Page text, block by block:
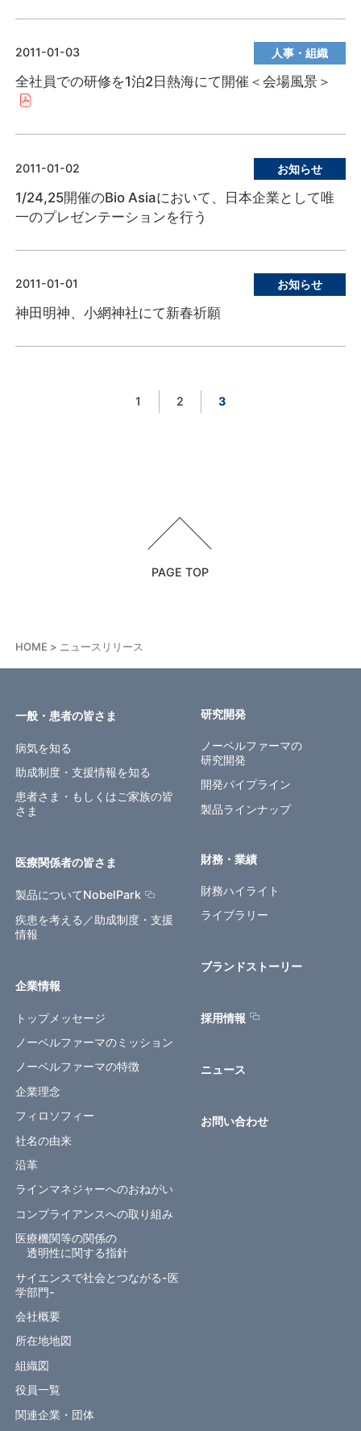
2011-01-03 人事・組織
全社員での研修を1泊2日熱海にて開催＜会場風景＞
2011-01-02 お知らせ
1/24,25開催のBio Asiaにおいて、日本企業として唯
一のプレゼンテーションを行う
2011-01-01 お知らせ
神田明神、小網神社にて新春祈願
1 2 3
PAGE TOP
HOME ニュースリリース
一般・患者の皆さま
病気を知る
助成制度・支援情報を知る
患者さま・もしくはご家族の皆
さま
医療関係者の皆さま
製品についてNobelPark
疾患を考える／助成制度・支援
情報
企業情報
トップメッセージ
ノーベルファーマのミッション
ノーベルファーマの特徴
企業理念
フィロソフィー
社名の由来
沿革
ラインマネジャーへのおねがい
コンプライアンスへの取り組み
医療機関等の関係の
透明性に関する指針
サイエンスで社会とつながる-医
学部門-
会社概要
所在地地図
組織図
役員一覧
関連企業・団体
研究開発
ノーベルファーマの
研究開発
開発パイプライン
製品ラインナップ
財務・業績
財務ハイライト
ライブラリー
ブランドストーリー
採用情報
ニュース
お問い合わせ